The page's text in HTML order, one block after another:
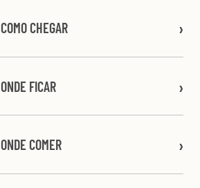
COMO CHEGAR
ONDE FICAR
ONDE COMER